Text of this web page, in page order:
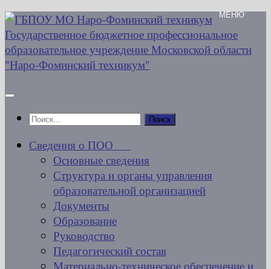
Перейти
к
содержимому
Найти:
Сведения о ПОО
Основные сведения
Структура и органы управления
образовательной организацией
Документы
Образование
Руководство
Педагогический состав
Материально-техническое обеспечение и